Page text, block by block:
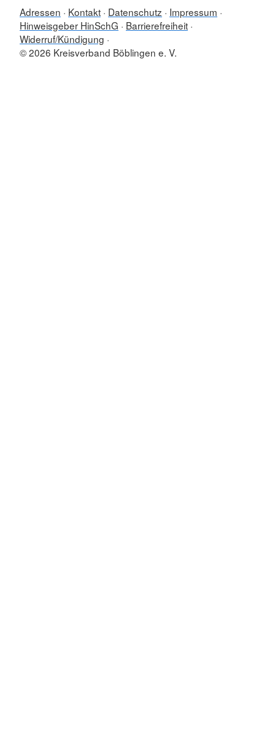
Adressen Kontakt Datenschutz
Impressum
Hinweisgeber HinSchG
Barrierefreiheit
Widerruf/Kündigung
© 2026 Kreisverband Böblingen e. V.